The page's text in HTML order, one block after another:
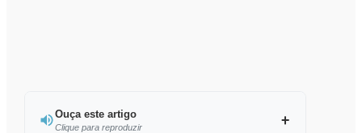
Ouça este artigo
Clique para reproduzir